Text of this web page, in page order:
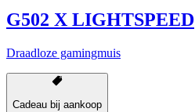
G502 X LIGHTSPEED
Draadloze gamingmuis
Cadeau bij aankoop